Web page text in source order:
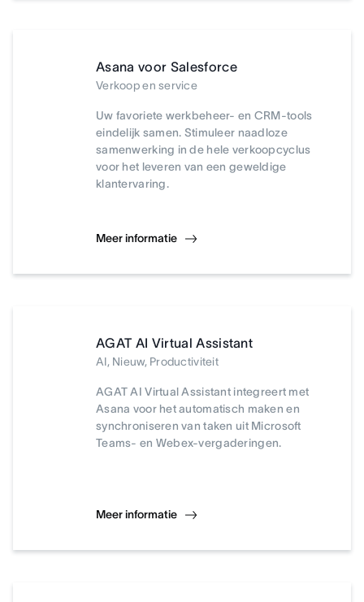
Asana voor Salesforce
Verkoop en service
Uw favoriete werkbeheer- en CRM-tools
eindelijk samen. Stimuleer naadloze
samenwerking in de hele verkoopcyclus
voor het leveren van een geweldige
klantervaring.
Meer informatie
AGAT AI Virtual Assistant
AI, Nieuw, Productiviteit
AGAT AI Virtual Assistant integreert met
Asana voor het automatisch maken en
synchroniseren van taken uit Microsoft
Teams- en Webex-vergaderingen.
Meer informatie